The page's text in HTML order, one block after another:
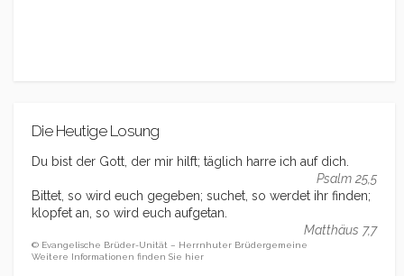
Die Heutige Losung
Du bist der Gott, der mir hilft; täglich harre ich auf dich.
Psalm 25,5
Bittet, so wird euch gegeben; suchet, so werdet ihr finden;
klopfet an, so wird euch aufgetan.
Matthäus 7,7
© Evangelische Brüder-Unität – Herrnhuter Brüdergemeine
Weitere Informationen finden Sie hier